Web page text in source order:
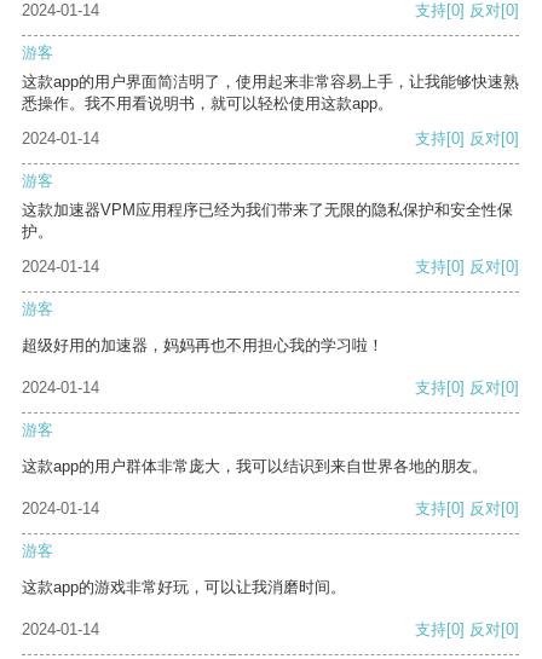
2024-01-14 支持[0] 反对[0]
游客
这款app的用户界面简洁明了，使用起来非常容易上手，让我能够快速熟
悉操作。我不用看说明书，就可以轻松使用这款app。
2024-01-14
支持[0] 反对[0]
游客
这款加速器VPM应用程序已经为我们带来了无限的隐私保护和安全性保
护。
2024-01-14
支持[0] 反对[0]
游客
超级好用的加速器，妈妈再也不用担心我的学习啦！
2024-01-14 支持[0] 反对[0]
游客
这款app的用户群体非常庞大，我可以结识到来自世界各地的朋友。
2024-01-14 支持[0] 反对[0]
游客
这款app的游戏非常好玩，可以让我消磨时间。
2024-01-14 支持[0] 反对[0]